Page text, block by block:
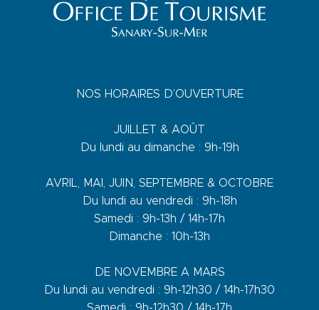
NOS HORAIRES D’OUVERTURE
JUILLET & AOÛT
Du lundi au dimanche : 9h-19h
AVRIL, MAI, JUIN, SEPTEMBRE & OCTOBRE
Du lundi au vendredi : 9h-18h
Samedi : 9h-13h / 14h-17h
Dimanche : 10h-13h
DE NOVEMBRE A MARS
Du lundi au vendredi : 9h-12h30 / 14h-17h30